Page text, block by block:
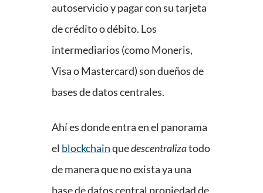
autoservicio y pagar con su tarjeta
de crédito o débito. Los
intermediarios (como Moneris,
Visa o Mastercard) son dueños de
bases de datos centrales.
Ahí es donde entra en el panorama
el blockchainquedescentralizatodo
de manera que no exista ya una
base de datos central propiedad de